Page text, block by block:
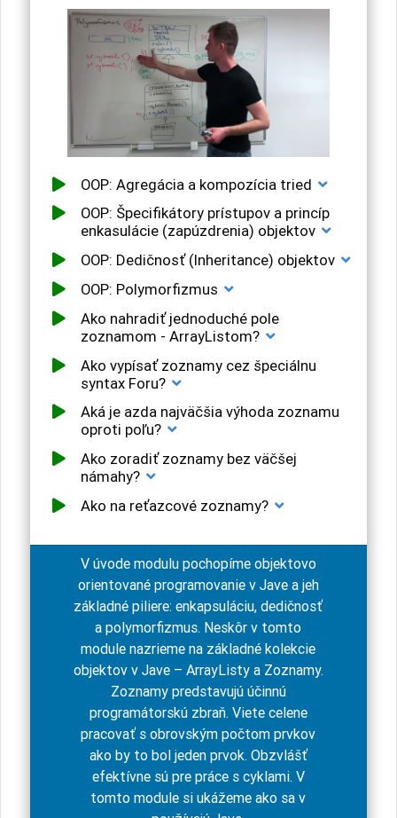
OOP: Agregácia a kompozícia tried
OOP: Špecifikátory prístupov a princíp
enkasulácie (zapúzdrenia) objektov
OOP: Dedičnosť (Inheritance) objektov
OOP: Polymorfizmus
Ako nahradiť jednoduché pole
zoznamom - ArrayListom?
Ako vypísať zoznamy cez špeciálnu
syntax Foru?
Aká je azda najväčšia výhoda zoznamu
oproti poľu?
Ako zoradiť zoznamy bez väčšej
námahy?
Ako na reťazcové zoznamy?
V úvode modulu pochopíme objektovo
orientované programovanie v Jave a jeh
základné piliere: enkapsuláciu, dedičnosť
a polymorfizmus. Neskôr v tomto
module nazrieme na základné kolekcie
objektov v Jave – ArrayListy a Zoznamy.
Zoznamy predstavujú účinnú
programátorskú zbraň. Viete celene
pracovať s obrovským počtom prvkov
ako by to bol jeden prvok. Obzvlášť
efektívne sú pre práce s cyklami. V
tomto module si ukážeme ako sa v